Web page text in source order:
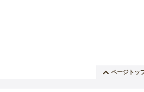
ページトッ